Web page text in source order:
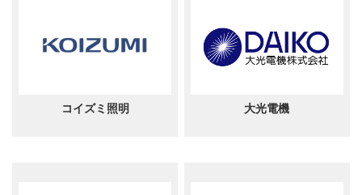
コイズミ照明 大光電機